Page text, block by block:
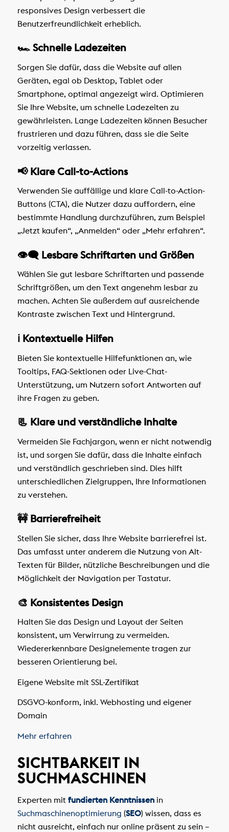
responsives Design verbessert die
Benutzerfreundlichkeit erheblich.
🏎️ Schnelle Ladezeiten
Sorgen Sie dafür, dass die Website auf allen
Geräten, egal ob Desktop, Tablet oder
Smartphone, optimal angezeigt wird. Optimieren
Sie Ihre Website, um schnelle Ladezeiten zu
gewährleisten. Lange Ladezeiten können Besucher
frustrieren und dazu führen, dass sie die Seite
vorzeitig verlassen.
📢 Klare Call-to-Actions
Verwenden Sie auffällige und klare Call-to-Action-
Buttons (CTA), die Nutzer dazu auffordern, eine
bestimmte Handlung durchzuführen, zum Beispiel
„Jetzt kaufen“, „Anmelden“ oder „Mehr erfahren“.
👁️‍🗨️ Lesbare Schriftarten und Größen
Wählen Sie gut lesbare Schriftarten und passende
Schriftgrößen, um den Text angenehm lesbar zu
machen. Achten Sie außerdem auf ausreichende
Kontraste zwischen Text und Hintergrund.
ℹ️ Kontextuelle Hilfen
Bieten Sie kontextuelle Hilfefunktionen an, wie
Tooltips, FAQ-Sektionen oder Live-Chat-
Unterstützung, um Nutzern sofort Antworten auf
ihre Fragen zu geben.
📃 Klare und verständliche Inhalte
Vermeiden Sie Fachjargon, wenn er nicht notwendig
ist, und sorgen Sie dafür, dass die Inhalte einfach
und verständlich geschrieben sind. Dies hilft
unterschiedlichen Zielgruppen, Ihre Informationen
zu verstehen.
🚧 Barrierefreiheit
Stellen Sie sicher, dass Ihre Website barrierefrei ist.
Das umfasst unter anderem die Nutzung von Alt-
Texten für Bilder, nützliche Beschreibungen und die
Möglichkeit der Navigation per Tastatur.
🎨 Konsistentes Design
Halten Sie das Design und Layout der Seiten
konsistent, um Verwirrung zu vermeiden.
Wiedererkennbare Designelemente tragen zur
besseren Orientierung bei.
Eigene Website mit SSL-Zertifikat
DSGVO-konform, inkl. Webhosting und eigener
Domain
Mehr erfahren
SICHTBARKEIT IN
SUCHMASCHINEN
Experten mit fundierten Kenntnissenin
Suchmaschinenoptimierung (SEO) wissen, dass es
nicht ausreicht, einfach nur online präsent zu sein –